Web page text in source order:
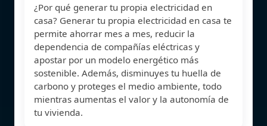
¿Por qué generar tu propia electricidad en
casa? Generar tu propia electricidad en casa te
permite ahorrar mes a mes, reducir la
dependencia de compañías eléctricas y
apostar por un modelo energético más
sostenible. Además, disminuyes tu huella de
carbono y proteges el medio ambiente, todo
mientras aumentas el valor y la autonomía de
tu vivienda.